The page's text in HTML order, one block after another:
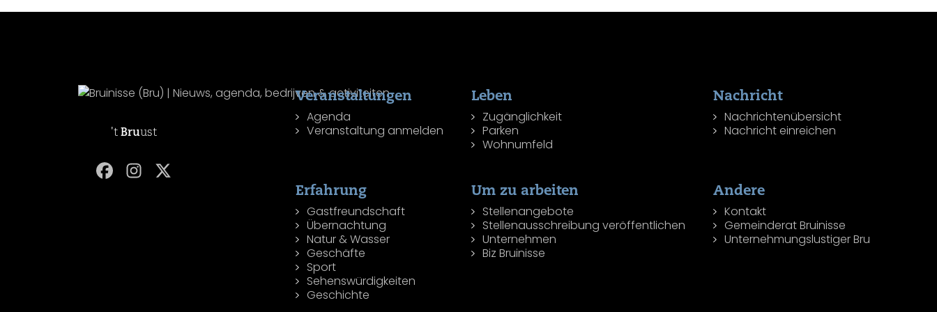
't Bruust
Veranstaltungen
Agenda
Veranstaltung anmelden
Leben
Zugänglichkeit
Parken
Wohnumfeld
Nachricht
Nachrichtenübersicht
Nachricht einreichen
Erfahrung
Gastfreundschaft
Übernachtung
Natur & Wasser
Geschäfte
Sport
Sehenswürdigkeiten
Geschichte
Um zu arbeiten
Stellenangebote
Stellenausschreibung veröffentlichen
Unternehmen
Biz Bruinisse
Andere
Kontakt
Gemeinderat Bruinisse
Unternehmungslustiger Bru